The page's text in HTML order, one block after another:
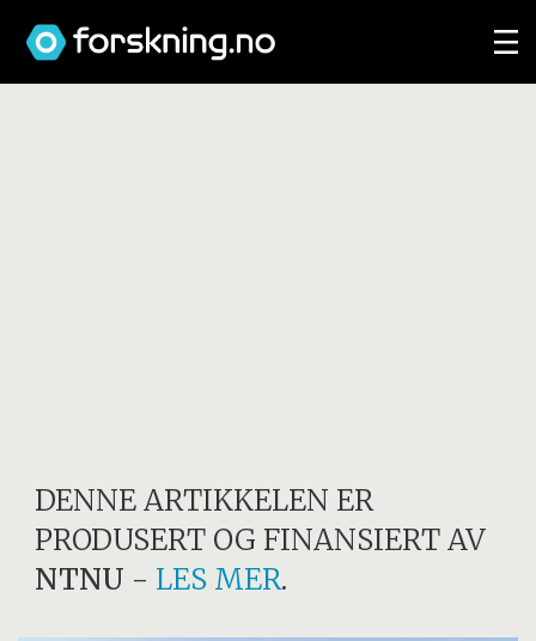
DENNE ARTIKKELEN ER
PRODUSERT OG FINANSIERT AV
NTNU - LES MER.